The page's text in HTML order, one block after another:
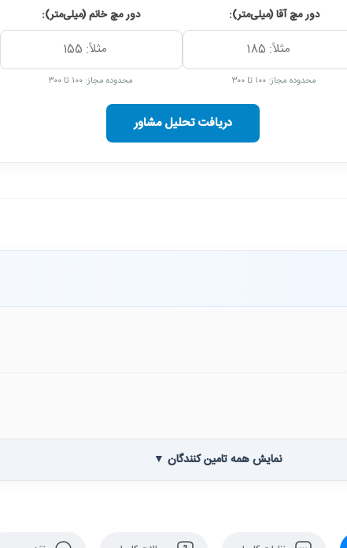
دور مچ آقا (میلی‌متر):
محدوده مجاز: ۱۰۰ تا ۳۰۰
دور مچ خانم (میلی‌متر):
محدوده مجاز: ۱۰۰ تا ۳۰۰
دریافت تحلیل مشاور
نمایش همه تامین کنندگان ▼